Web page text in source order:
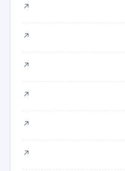
↗
↗
↗
↗
↗
↗